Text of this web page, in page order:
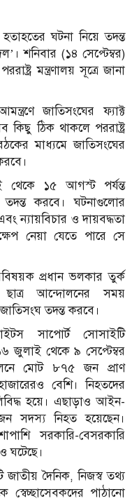
ঘটনা নিয়ে তদন্ত
শনিবার (১৪ সেপ্টেম্বর)
মন্ত্রণালয় সূত্রে জানা
জাতিসংঘের ফ্যাক্ট
কিছু ঠিক থাকলে পররাষ্ট্র
মাধ্যমে জাতিসংঘের
১৫ আগস্ট পর্যন্ত
তদন্ত করবে। ঘটনাগুলোর
ন্যায়বিচার ও দায়বদ্ধতা
নেয়া যেতে পারে সে
প্রধান ভলকার তুর্ক
ছাত্র আন্দোলনের সময়
তদন্ত করবে।
সাপোর্ট সোসাইটি
থেকে ৯ সেপ্টেম্বর
মোট ৮৭৫ জন প্রাণ
বেশি। নিহতদের
হয়ে। এছাড়াও আইন-
সদস্য নিহত হয়েছেন।
সরকারি-বেসরকারি
ঘটেছে।
জাতীয় দৈনিক, নিজস্ব তথ্য
স্বেচ্ছাসেবকদের পাঠানো